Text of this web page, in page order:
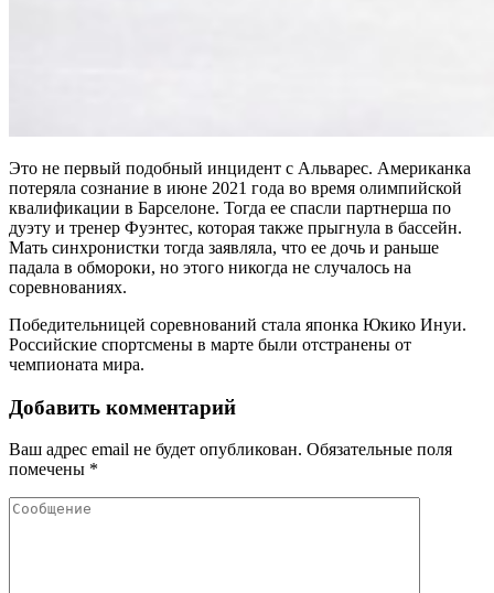
Это не первый подобный инцидент с Альварес. Американка
потеряла сознание в июне 2021 года во время олимпийской
квалификации в Барселоне. Тогда ее спасли партнерша по
дуэту и тренер Фуэнтес, которая также прыгнула в бассейн.
Мать синхронистки тогда заявляла, что ее дочь и раньше
падала в обмороки, но этого никогда не случалось на
соревнованиях.
Победительницей соревнований стала японка Юкико Инуи.
Российские спортсмены в марте были отстранены от
чемпионата мира.
Добавить комментарий
Ваш адрес email не будет опубликован. Обязательные поля
помечены *